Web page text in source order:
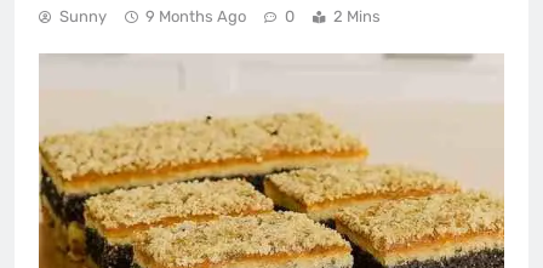
Sunny 9 Months Ago 0 2 Mins